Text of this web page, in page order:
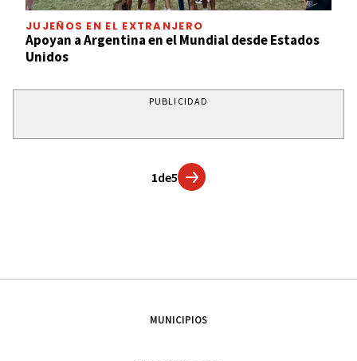
JUJEÑOS EN EL EXTRANJERO
Apoyan a Argentina en el Mundial desde Estados
Unidos
PUBLICIDAD
1de5
MUNICIPIOS